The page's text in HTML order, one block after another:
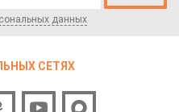
данных
СЕТЯХ